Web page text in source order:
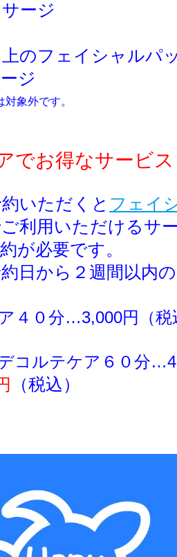
ージ
上のフェイシャルパ
ジ
象外です。
でお得なサービス
いただくと フェイ
利用いただけるサ
が必要です。
日から２週間以内
４０分…3,000円（
コルテケア ６０分
（税込）